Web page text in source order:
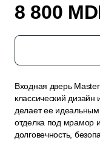
8 800
Входная дверь
классический
делает ее
отделка под мрамор
долговечность,